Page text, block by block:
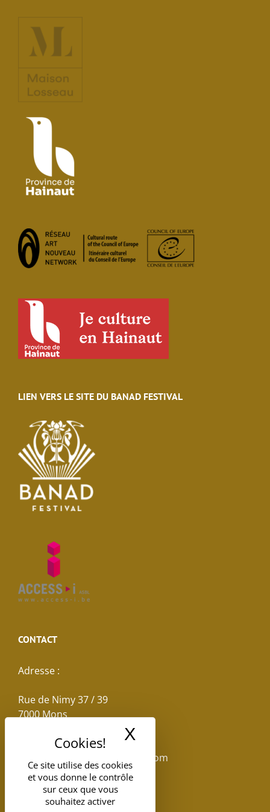
Ce site utilise des cookies
et vous donne le contrôle
sur ceux que vous
souhaitez activer
X
LIEN VERS LE SITE DU BANAD FESTIVAL
CONTACT
Adresse :
Rue de Nimy 37 / 39
7000 Mons
reservations.losseau@gmail.com
Tel: +32(0)65.398.880